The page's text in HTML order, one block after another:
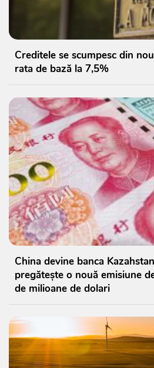
Creditele se scumpesc din
rata de bază la 7,5%
China devine banca
pregătește o nouă emisiune
de milioane de dolari